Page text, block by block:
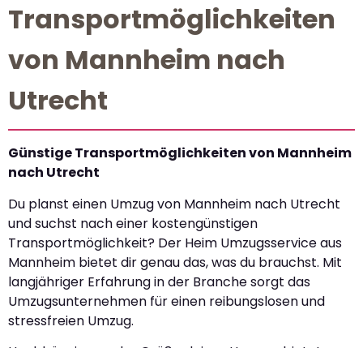
Transportmöglichkeiten
von Mannheim nach
Utrecht
Günstige Transportmöglichkeiten von Mannheim
nach Utrecht
Du planst einen Umzug von Mannheim nach Utrecht
und suchst nach einer kostengünstigen
Transportmöglichkeit? Der Heim Umzugsservice aus
Mannheim bietet dir genau das, was du brauchst. Mit
langjähriger Erfahrung in der Branche sorgt das
Umzugsunternehmen für einen reibungslosen und
stressfreien Umzug.